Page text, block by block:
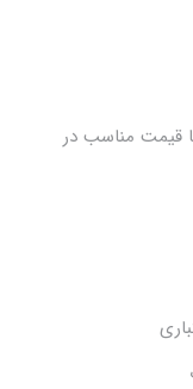
قیمت مناسب در